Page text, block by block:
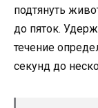
подтянуть
до пяток.
течение
секунд до